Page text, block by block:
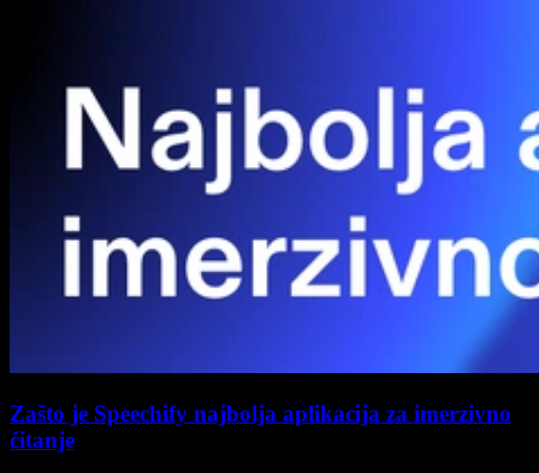
Zašto je Speechify najbolja aplikacija za imerzivno
čitanje